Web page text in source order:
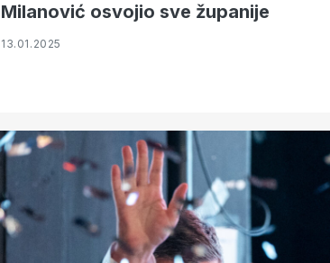
Milanović osvojio sve županije
13.01.2025